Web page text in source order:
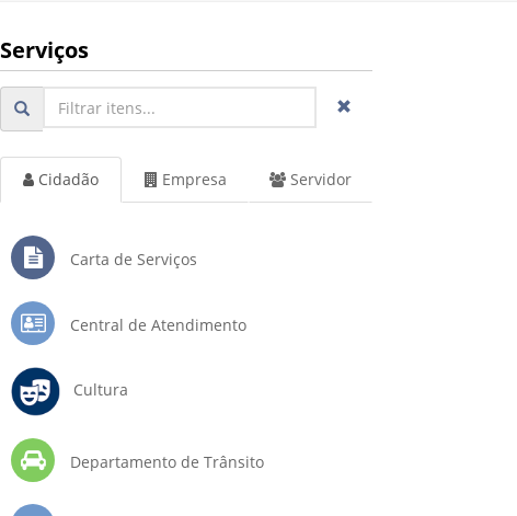
Serviços
Cidadão Empresa Servidor
Carta de Serviços
Central de Atendimento
Cultura
Departamento de Trânsito